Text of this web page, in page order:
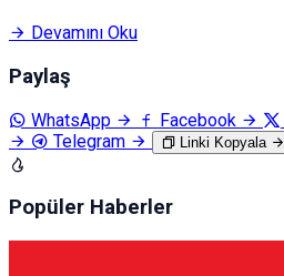
Devamını Oku
Paylaş
WhatsApp Facebook
Telegram
Linki Kopyala
Popüler Haberler